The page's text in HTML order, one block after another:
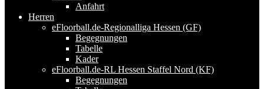
Anfahrt
Herren
eFloorball.de-Regionalliga Hessen (GF)
Begegnungen
Tabelle
Kader
eFloorball.de-RL Hessen Staffel Nord (KF)
Begegnungen